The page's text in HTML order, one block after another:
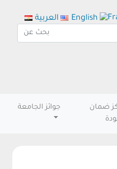
ضمان
جوائز الجامعة
العربية English